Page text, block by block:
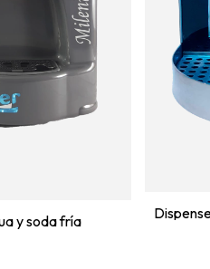
y soda fría